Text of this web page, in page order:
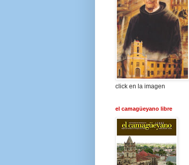
click en la imagen
el camagüeyano libre